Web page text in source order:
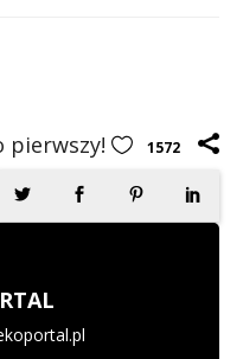
pierwszy! 1572